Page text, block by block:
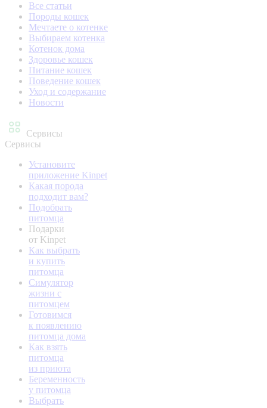
Все статьи
Породы кошек
Мечтаете о котенке
Выбираем котенка
Котенок дома
Здоровье кошек
Питание кошек
Поведение кошек
Уход и содержание
Новости
Сервисы
Сервисы
Установите
приложение Kinpet
Какая порода
подходит вам?
Подобрать
питомца
Подарки
от Kinpet
Как выбрать
и купить
питомца
Симулятор
жизни с
питомцем
Готовимся
к появлению
питомца дома
Как взять
питомца
из приюта
Беременность
у питомца
Выбрать